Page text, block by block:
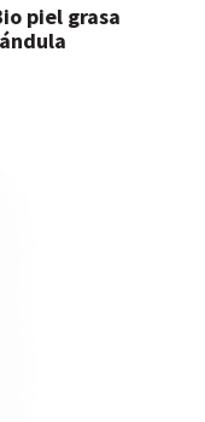
piel grasa